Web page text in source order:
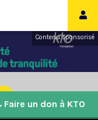
Contenu sponsorisé
Faire un don à KTO